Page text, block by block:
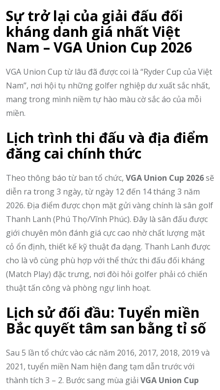
Sự trở lại của giải đấu đối
kháng danh giá nhất Việt
Nam – VGA Union Cup 2026
VGA Union Cup từ lâu đã được coi là “Ryder Cup của Việt
Nam”, nơi hội tụ những golfer nghiệp dư xuất sắc nhất,
mang trong mình niềm tự hào màu cờ sắc áo của mỗi
miền.
Lịch trình thi đấu và địa điểm
đăng cai chính thức
Theo thông báo từ ban tổ chức, VGA Union Cup 2026sẽ
diễn ra trong 3 ngày, từ ngày 12 đến 14 tháng 3 năm
2026. Địa điểm được chọn mặt gửi vàng chính là sân golf
Thanh Lanh (Phú Thọ/Vĩnh Phúc). Đây là sân đấu được
giới chuyên môn đánh giá cực cao nhờ chất lượng mặt
cỏ ổn định, thiết kế kỹ thuật đa dạng. Thanh Lanh được
cho là vô cùng phù hợp với thể thức thi đấu đối kháng
(Match Play) đặc trưng, nơi đòi hỏi golfer phải có chiến
thuật tấn công và phòng ngự linh hoạt.
Lịch sử đối đầu: Tuyển miền
Bắc quyết tâm san bằng tỉ số
Sau 5 lần tổ chức vào các năm 2016, 2017, 2018, 2019 và
2021, tuyển miền Nam hiện đang tạm dẫn trước với
thành tích 3 – 2. Bước sang mùa giải VGA Union Cup